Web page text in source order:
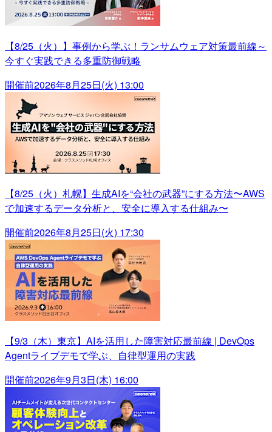
【8/25（火）】事例から学ぶ！ランサムウェア対策最前線～
今すぐ実践できる多重防御戦略
開催前2026年8月25日(火) 13:00
【8/25（火）札幌】生成AIを“会社の武器”にする方法〜AWS
で加速するデータ分析と、安全に導入する仕組み〜
開催前2026年8月25日(火) 17:30
【9/3（木）東京】AIを活用した障害対応最前線 | DevOps
Agentライブデモで学ぶ、自律型運用の実践
開催前2026年9月3日(木) 16:00